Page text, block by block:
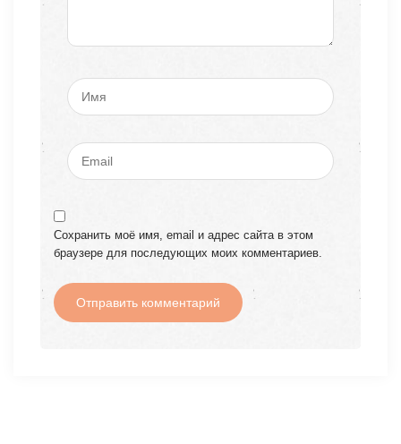
Сохранить моё имя, email и адрес сайта в этом
браузере для последующих моих комментариев.